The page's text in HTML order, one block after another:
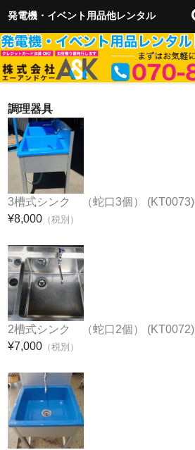
発電機・イベント用品他レンタル
ホーム
会社概要
イベント企画運営
イベント出店
レンタルご利用のご案内
除雪・雪かき・排雪
お問合せ
調理器具
3槽式シンク （蛇口3個） (KT0073)
¥8,000 （税別）
2槽式シンク （蛇口2個） (KT0072)
¥7,000 （税別）